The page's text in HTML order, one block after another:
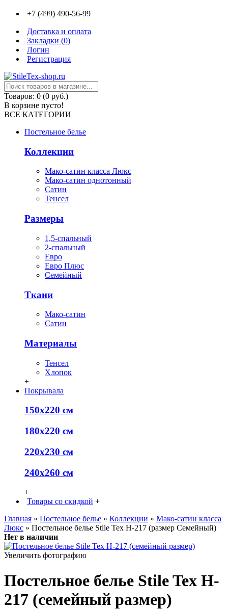
+7 (499) 490-56-99
Доставка и оплата
Закладки (0)
Логин
Регистрация
Товаров: 0 (0 руб.)
В корзине пусто!
ВСЕ КАТЕГОРИИ
Постельное белье
Коллекции
Мако-сатин класса Люкс
Мако-сатин однотонный
Сатин
Тенсел
Размеры
1,5-спальный
2-спальный
Евро
Евро Плюс
Семейный
Ткани
Мако-сатин
Сатин
Материалы
Тенсел
Хлопок
+
Покрывала
150х220 см
180х220 см
220х230 см
240х260 см
+
Товары со скидкой +
Главная » Постельное белье » Коллекции » Мако-сатин класса
Люкс » Постельное белье Stile Tex H-217 (размер Семейный)
Нет в наличии
Увеличить фотографию
Постельное белье Stile Tex H-
217 (семейный размер)